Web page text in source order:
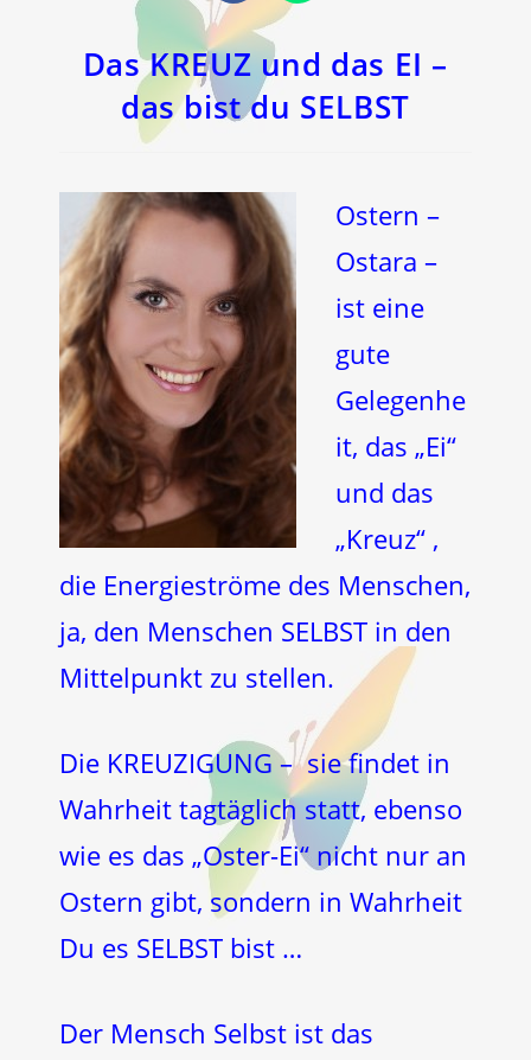
einem
neuen
Fenster Fenster
Das KREUZ und das EI –
das bist du SELBST
Ostern –
Ostara –
ist eine
gute
Gelegenhe
it, das „Ei“
und das
„Kreuz“ ,
die Energieströme des Menschen,
ja, den Menschen SELBST in den
Mittelpunkt zu stellen.
Die KREUZIGUNG – sie findet in
Wahrheit tagtäglich statt, ebenso
wie es das „Oster-Ei“ nicht nur an
Ostern gibt, sondern in Wahrheit
Du es SELBST bist …
Der Mensch Selbst ist das